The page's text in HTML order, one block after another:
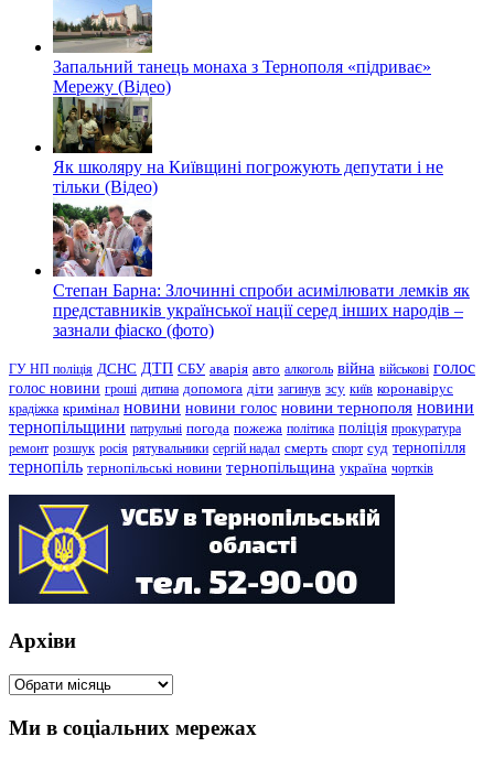
Запальний танець монаха з Тернополя «підриває»
Мережу (Відео)
Як школяру на Київщині погрожують депутати і не
тільки (Відео)
Степан Барна: Злочинні спроби асимілювати лемків як
представників української нації серед інших народів –
зазнали фіаско (фото)
ГУ НП поліція ДСНС ДТП СБУ аварія авто алкоголь війна військові голос
голос новини гроші дитина допомога діти загинув зсу київ коронавірус
крадіжка кримінал новини новини голос новини тернополя новини
тернопільщини патрульні погода пожежа політика поліція прокуратура
ремонт розшук росія рятувальники сергій надал смерть спорт суд тернопілля
тернопіль тернопільські новини тернопільщина україна чортків
Архіви
Архіви
Ми в соціальних мережах